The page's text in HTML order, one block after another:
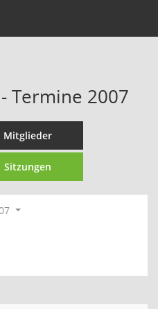
Termine 2007
Mitglieder
Sitzungen